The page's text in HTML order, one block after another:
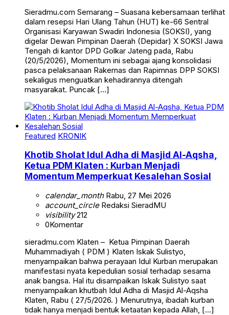
Sieradmu.com Semarang – Suasana kebersamaan terlihat
dalam resepsi Hari Ulang Tahun (HUT) ke-66 Sentral
Organisasi Karyawan Swadiri Indonesia (SOKSI), yang
digelar Dewan Pimpinan Daerah (Depidar) X SOKSI Jawa
Tengah di kantor DPD Golkar Jateng pada, Rabu
(20/5/2026), Momentum ini sebagai ajang konsolidasi
pasca pelaksanaan Rakernas dan Rapimnas DPP SOKSI
sekaligus menguatkan kehadirannya ditengah
masyarakat. Puncak […]
Featured KRONIK
Khotib Sholat Idul Adha di Masjid Al-Aqsha,
Ketua PDM Klaten : Kurban Menjadi
Momentum Memperkuat Kesalehan Sosial
calendar_monthRabu, 27 Mei 2026
account_circleRedaksi SieradMU
visibility212
0Komentar
sieradmu.com Klaten – Ketua Pimpinan Daerah
Muhammadiyah ( PDM ) Klaten Iskak Sulistyo,
menyampaikan bahwa perayaan Idul Kurban merupakan
manifestasi nyata kepedulian sosial terhadap sesama
anak bangsa. Hal itu disampaikan Iskak Sulistyo saat
menyampaikan khutbah Idul Adha di Masjid Al-Aqsha
Klaten, Rabu ( 27/5/2026. ) Menurutnya, ibadah kurban
tidak hanya menjadi bentuk ketaatan kepada Allah, […]